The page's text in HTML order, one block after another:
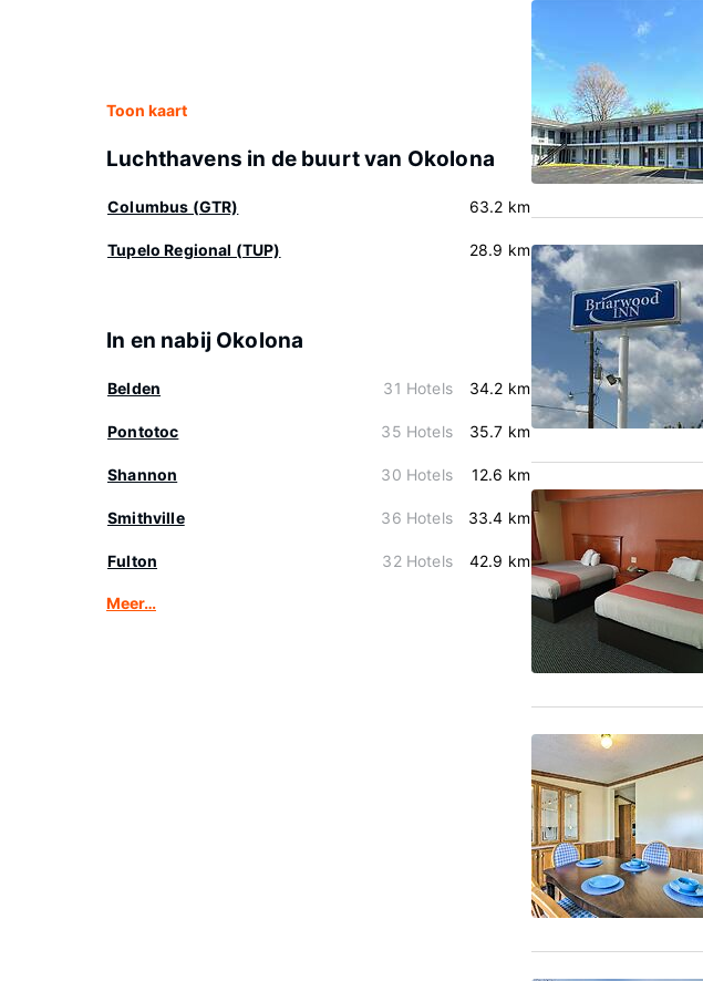
Toon kaart
Luchthavens in de buurt van Okolona
Columbus (GTR) 63.2 km
Tupelo Regional (TUP) 28.9 km
In en nabij Okolona
Belden 31 Hotels 34.2 km
Pontotoc 35 Hotels 35.7 km
Shannon 30 Hotels 12.6 km
Smithville 36 Hotels 33.4 km
Fulton 32 Hotels 42.9 km
Meer…